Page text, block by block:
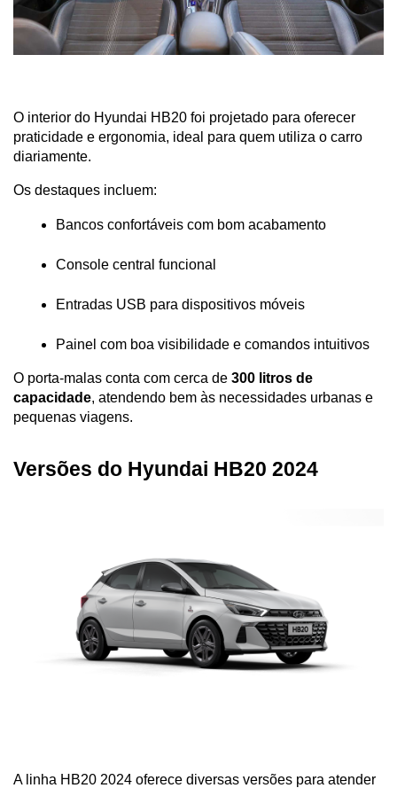
O interior do Hyundai HB20 foi projetado para oferecer
praticidade e ergonomia, ideal para quem utiliza o carro
diariamente.
Os destaques incluem:
Bancos confortáveis com bom acabamento
Console central funcional
Entradas USB para dispositivos móveis
Painel com boa visibilidade e comandos intuitivos
O porta-malas conta com cerca de 300 litros de
capacidade, atendendo bem às necessidades urbanas e
pequenas viagens.
Versões do Hyundai HB20 2024
A linha HB20 2024 oferece diversas versões para atender